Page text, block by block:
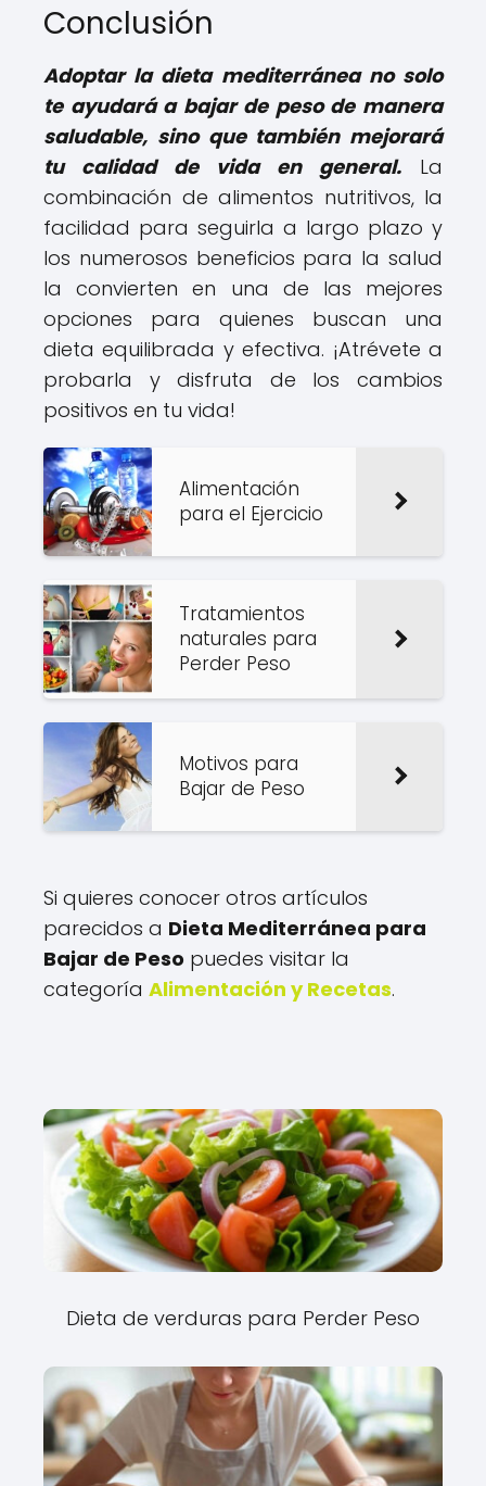
Conclusión
Adoptar la dieta mediterránea no solo
te ayudará a bajar de peso de manera
saludable, sino que también mejorará
tu calidad de vida en general. La
combinación de alimentos nutritivos, la
facilidad para seguirla a largo plazo y
los numerosos beneficios para la salud
la convierten en una de las mejores
opciones para quienes buscan una
dieta equilibrada y efectiva. ¡Atrévete a
probarla y disfruta de los cambios
positivos en tu vida!
Alimentación
para el Ejercicio
Tratamientos
naturales para
Perder Peso
Motivos para
Bajar de Peso
Si quieres conocer otros artículos
parecidos a Dieta Mediterránea para
Bajar de Peso puedes visitar la
categoría Alimentación y Recetas.
Dieta de verduras para Perder Peso